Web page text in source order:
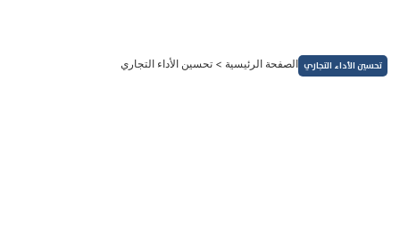
المحتوى
تحسين الأداء التجاري الصفحة الرئيسية > تحسين الأداء التجاري